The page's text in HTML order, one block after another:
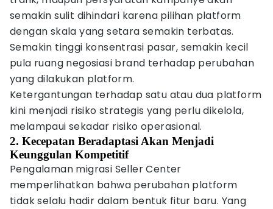
semakin sulit dihindari karena pilihan platform
dengan skala yang setara semakin terbatas.
Semakin tinggi konsentrasi pasar, semakin kecil
pula ruang negosiasi brand terhadap perubahan
yang dilakukan platform.
Ketergantungan terhadap satu atau dua platform
kini menjadi risiko strategis yang perlu dikelola,
melampaui sekadar risiko operasional.
2. Kecepatan Beradaptasi Akan Menjadi
Keunggulan Kompetitif
Pengalaman migrasi Seller Center
memperlihatkan bahwa perubahan platform
tidak selalu hadir dalam bentuk fitur baru. Yang